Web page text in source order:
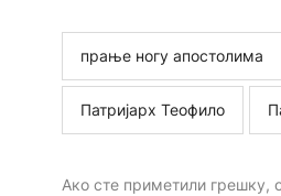
прање ногу апостолима
Патријарх Теофило
Ако сте приметили грешку,